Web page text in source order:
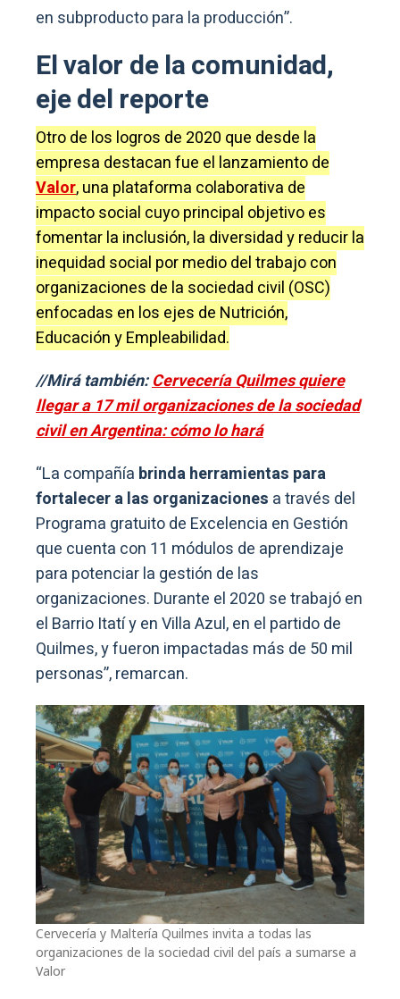
en subproducto para la producción”.
El valor de la comunidad,
eje del reporte
Otro de los logros de 2020 que desde la
empresa destacan fue el lanzamiento de
Valor, una plataforma colaborativa de
impacto social cuyo principal objetivo es
fomentar la inclusión, la diversidad y reducir la
inequidad social por medio del trabajo con
organizaciones de la sociedad civil (OSC)
enfocadas en los ejes de Nutrición,
Educación y Empleabilidad.
//Mirá también:Cervecería Quilmes quiere
llegar a 17 mil organizaciones de la sociedad
civil en Argentina: cómo lo hará
“La compañía brinda herramientas para
fortalecer a las organizaciones a través del
Programa gratuito de Excelencia en Gestión
que cuenta con 11 módulos de aprendizaje
para potenciar la gestión de las
organizaciones. Durante el 2020 se trabajó en
el Barrio Itatí y en Villa Azul, en el partido de
Quilmes, y fueron impactadas más de 50 mil
personas”, remarcan.
Cervecería y Maltería Quilmes invita a todas las
organizaciones de la sociedad civil del país a sumarse a
Valor